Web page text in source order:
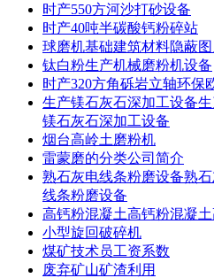
时产550方河沙打砂设备
时产40吨半碳酸钙粉碎站
球磨机基础建筑材料隐蔽
钛白粉生产机械磨粉机设备
时产320方角砾岩立轴环保
生产镁石灰石深加工设备
镁石灰石深加工设备
烟台高岭土磨粉机
雷蒙磨的分类公司简介
熟石灰电线条粉磨设备熟
线条粉磨设备
高钙粉混凝土高钙粉混凝
小型旋回破碎机
煤矿技术员工资系数
废弃矿山矿渣利用